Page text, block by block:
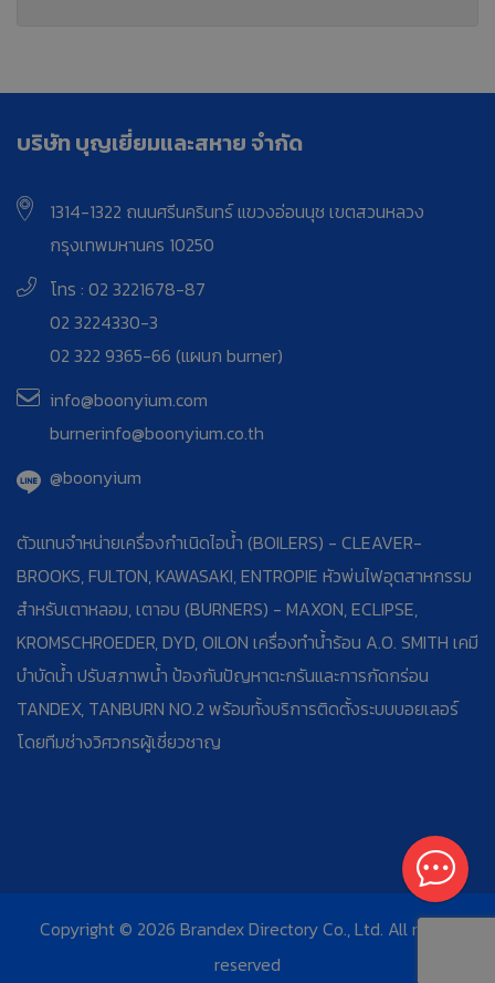
บริษัท บุญเยี่ยมและสหาย จำกัด
1314-1322 ถนนศรีนครินทร์ แขวงอ่อนนุช เขตสวนหลวง
กรุงเทพมหานคร 10250
โทร : 02 3221678-87
02 3224330-3
02 322 9365-66 (แผนก burner)
info@boonyium.com
burnerinfo@boonyium.co.th
@boonyium
ตัวแทนจำหน่ายเครื่องกำเนิดไอน้ำ (BOILERS) - CLEAVER-
BROOKS, FULTON, KAWASAKI, ENTROPIE หัวพ่นไฟอุตสาหกรรม
สำหรับเตาหลอม, เตาอบ (BURNERS) - MAXON, ECLIPSE,
KROMSCHROEDER, DYD, OILON เครื่องทำน้ำร้อน A.O. SMITH เคมี
บำบัดน้ำ ปรับสภาพน้ำ ป้องกันปัญหาตะกรันและการกัดกร่อน
TANDEX, TANBURN NO.2 พร้อมทั้งบริการติดตั้งระบบบอยเลอร์
โดยทีมช่างวิศวกรผู้เชี่ยวชาญ
Copyright © 2026 Brandex Directory Co., Ltd. All rights
reserved